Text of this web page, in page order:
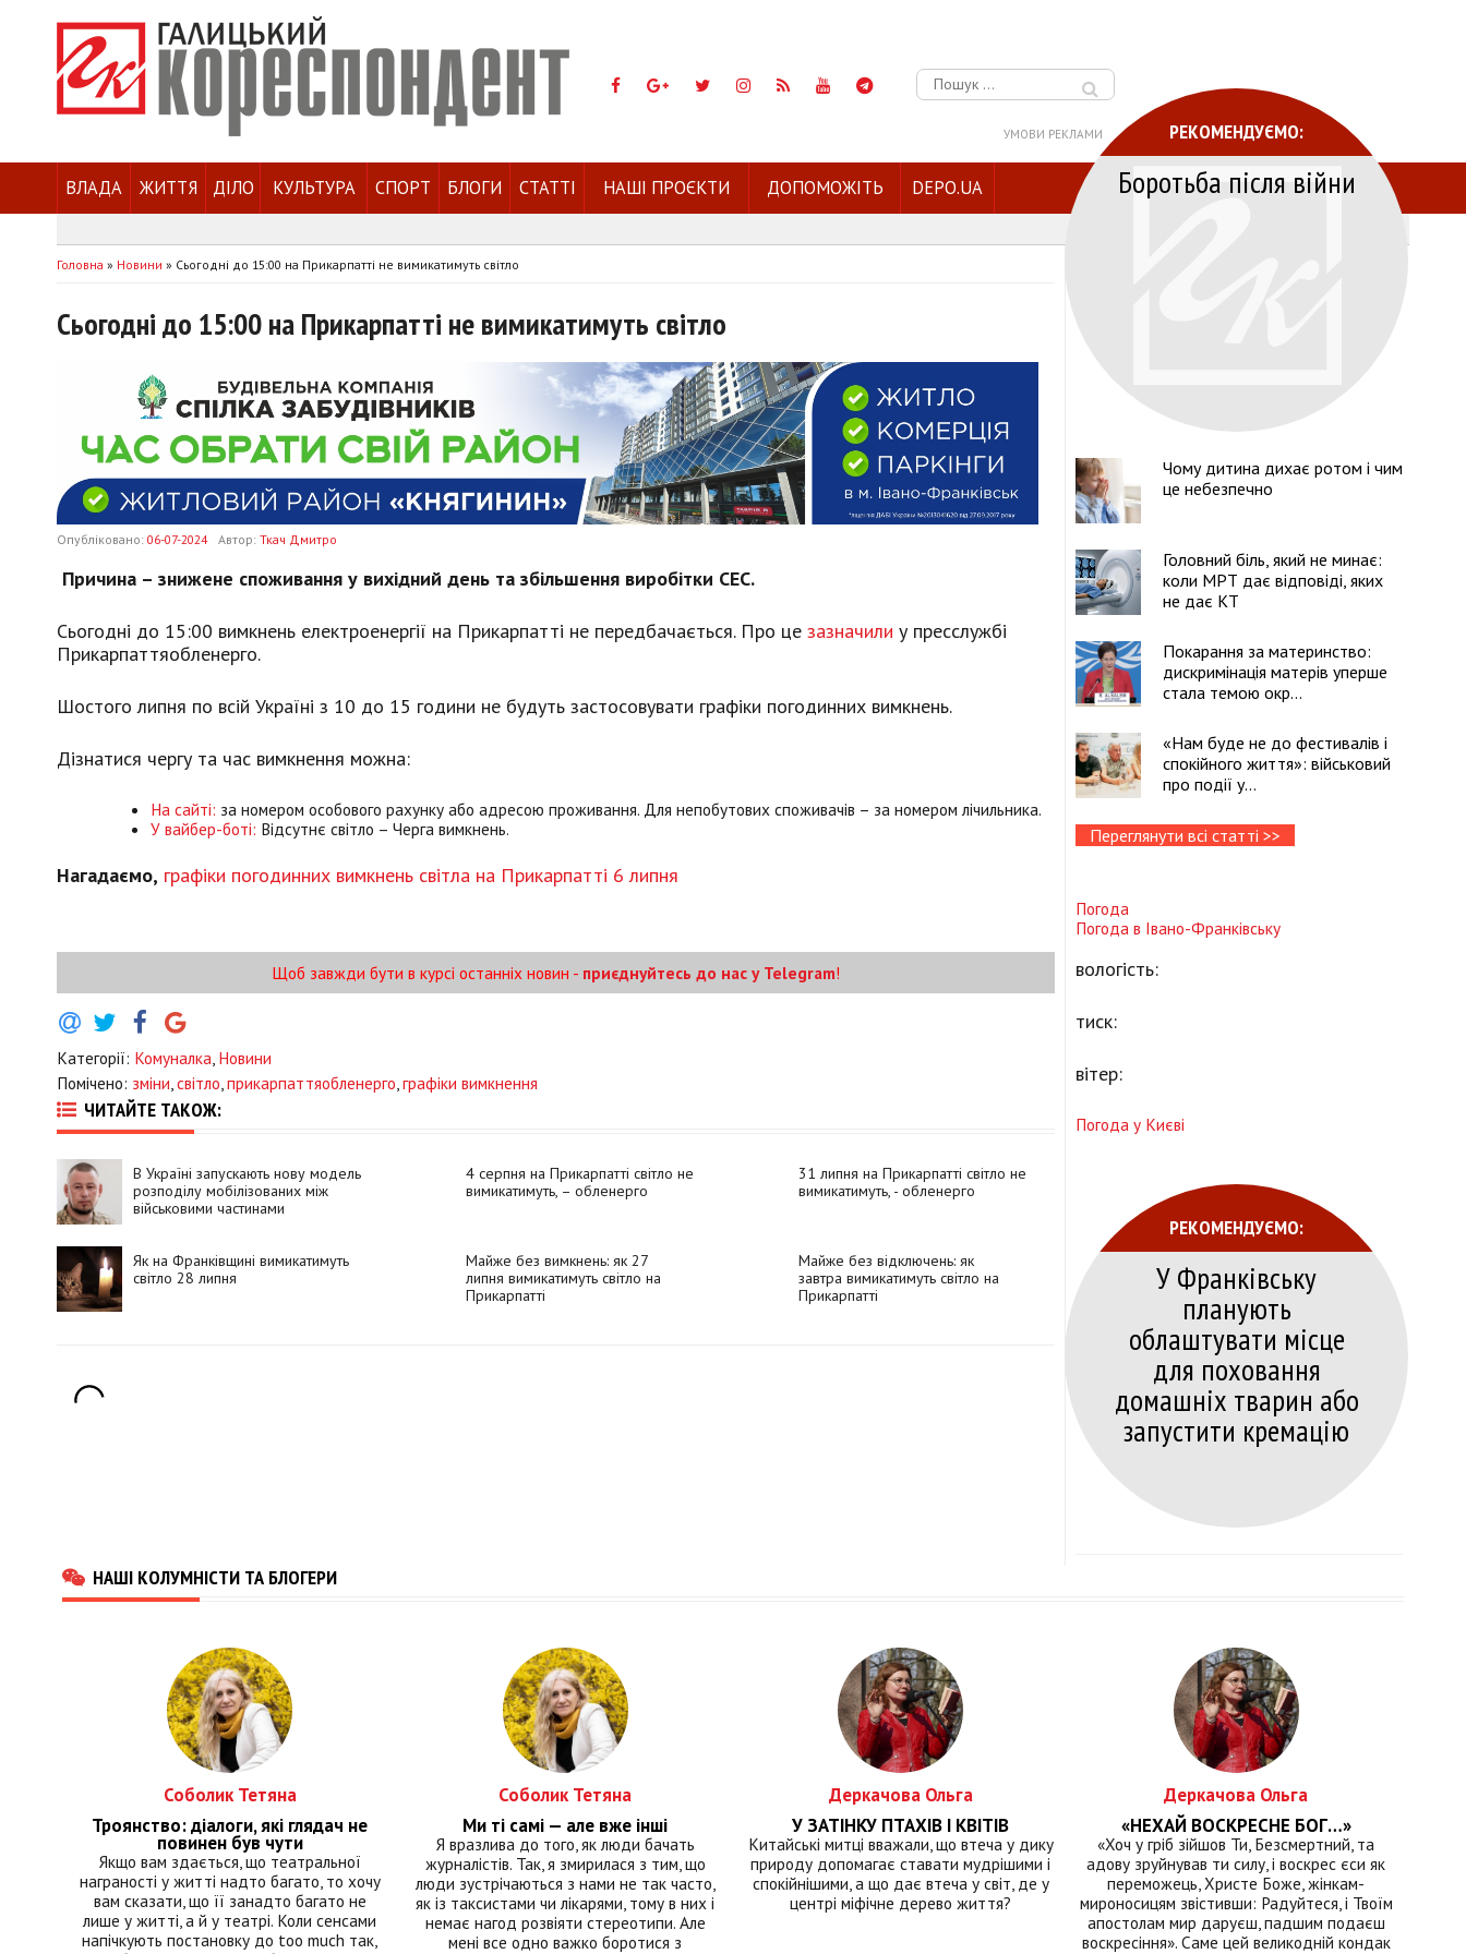
Пошук:
УМОВИ РЕКЛАМИ
ВЛАДА ЖИТТЯ ДІЛО КУЛЬТУРА СПОРТ БЛОГИ СТАТТІ НАШІ ПРОЄКТИ ДОПОМОЖІТЬ DEPO.UA
Головна » Новини » Сьогодні до 15:00 на Прикарпатті не вимикатимуть світло
Сьогодні до 15:00 на Прикарпатті не вимикатимуть світло
Опубліковано: 06-07-2024 Автор: Ткач Дмитро
Причина – знижене споживання у вихідний день та збільшення виробітки СЕС.
Сьогодні до 15:00 вимкнень електроенергії на Прикарпатті не передбачається. Про це зазначили у пресслужбі
Прикарпаттяобленерго.
Шостого липня по всій Україні з 10 до 15 години не будуть застосовувати графіки погодинних вимкнень.
Дізнатися чергу та час вимкнення можна:
На сайті: за номером особового рахунку або адресою проживання. Для непобутових споживачів – за номером лічильника.
У вайбер-боті: Відсутнє світло – Черга вимкнень.
Нагадаємо, графіки погодинних вимкнень світла на Прикарпатті 6 липня
Щоб завжди бути в курсі останніх новин - приєднуйтесь до нас у Telegram!
Категорії: Комуналка, Новини
Помічено: зміни,світло,прикарпаттяобленерго,графіки вимкнення
ЧИТАЙТЕ ТАКОЖ:
В Україні запускають нову модель
розподілу мобілізованих між
військовими частинами
4 серпня на Прикарпатті світло не
вимикатимуть, – обленерго
31 липня на Прикарпатті світло не
вимикатимуть, - обленерго
Як на Франківщині вимикатимуть
світло 28 липня
Майже без вимкнень: як 27
липня вимикатимуть світло на
Прикарпатті
Майже без відключень: як
завтра вимикатимуть світло на
Прикарпатті
РЕКОМЕНДУЄМО:
Боротьба після війни
Чому дитина дихає ротом і чим
це небезпечно
Головний біль, який не минає:
коли МРТ дає відповіді, яких
не дає КТ
Покарання за материнство:
дискримінація матерів уперше
стала темою окр...
«Нам буде не до фестивалів і
спокійного життя»: військовий
про події у...
Переглянути всі статті >>
Погода
Погода в Івано-Франківську
вологість:
тиск:
вітер:
Погода у Києві
РЕКОМЕНДУЄМО:
У Франківську
планують
облаштувати місце
для поховання
домашніх тварин або
запустити кремацію
НАШІ КОЛУМНІСТИ ТА БЛОГЕРИ
Соболик Тетяна
Троянство: діалоги, які глядач не
повинен був чути
Якщо вам здається, що театральної
награності у житті надто багато, то хочу
вам сказати, що її занадто багато не
лише у житті, а й у театрі. Коли сенсами
напічкують постановку до too much так,
Соболик Тетяна
Ми ті самі — але вже інші
Я вразлива до того, як люди бачать
журналістів. Так, я змирилася з тим, що
люди зустрічаються з нами не так часто,
як із таксистами чи лікарями, тому в них і
немає нагод розвіяти стереотипи. Але
мені все одно важко боротися з
Деркачова Ольга
У ЗАТІНКУ ПТАХІВ І КВІТІВ
Китайські митці вважали, що втеча у дику
природу допомагає ставати мудрішими і
спокійнішими, а що дає втеча у світ, де у
центрі міфічне дерево життя?
Деркачова Ольга
«НЕХАЙ ВОСКРЕСНЕ БОГ…»
«Хоч у гріб зійшов Ти, Безсмертний, та
адову зруйнував ти силу, і воскрес єси як
переможець, Христе Боже, жінкам-
мироносицям звістивши: Радуйтеся, і Твоїм
апостолам мир даруєш, падшим подаєш
воскресіння». Саме цей великодній кондак